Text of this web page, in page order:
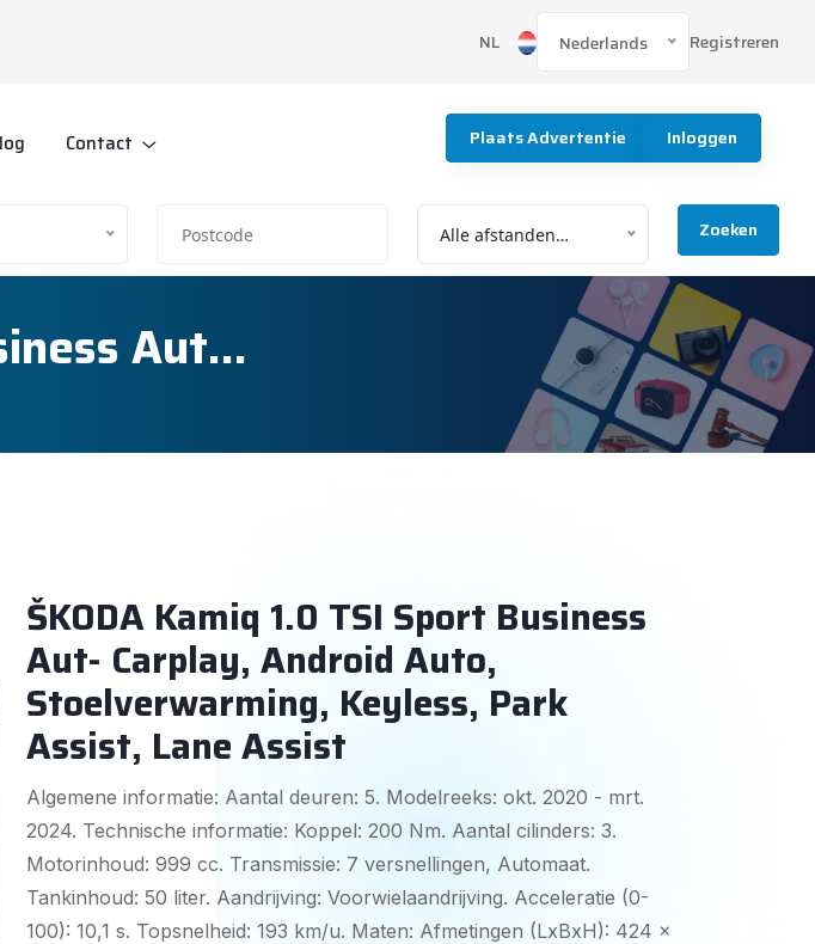
NL Nederlands Registreren
Contact Plaats Advertentie Inloggen
Alle afstanden… Zoeken
Aut…
ŠKODA Kamiq 1.0 TSI Sport Business
Aut- Carplay, Android Auto,
Stoelverwarming, Keyless, Park
Assist, Lane Assist
Algemene informatie: Aantal deuren: 5. Modelreeks: okt. 2020 - mrt.
2024. Technische informatie: Koppel: 200 Nm. Aantal cilinders: 3.
Motorinhoud: 999 cc. Transmissie: 7 versnellingen, Automaat.
Tankinhoud: 50 liter. Aandrijving: Voorwielaandrijving. Acceleratie (0-
100): 10,1 s. Topsnelheid: 193 km/u. Maten: Afmetingen (LxBxH): 424 x